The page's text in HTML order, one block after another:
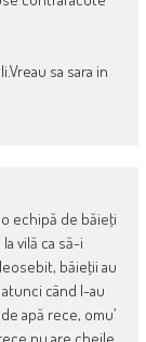
sa sara in
echipă de băieţi
vilă ca să-i
băieţii au
când l-au
apă rece, omu’